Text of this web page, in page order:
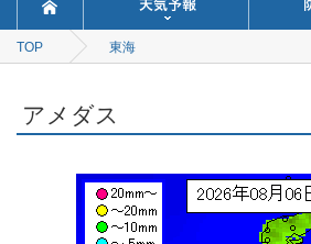
今日明日の天気
ポイント予報
週間天気予報
寒・暖候期予報
TOP 東海
アメダス